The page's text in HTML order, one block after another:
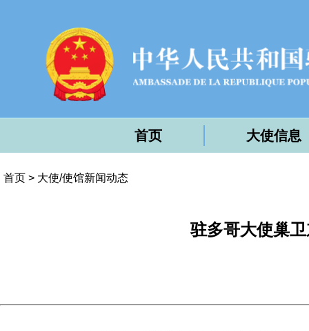
首页 大使信息
首页 > 大使/使馆新闻动态
驻多哥大使巢